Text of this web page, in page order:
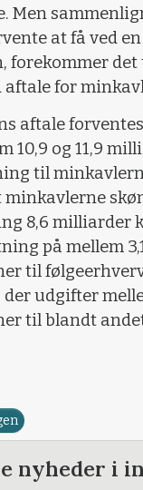
Men
at få ved
forekommer
aftale for
aftale
10,9 og 11,9
til
minkavlerne
8,6 milliarder
på mellem
til
udgifter
til blandt
nyheder i